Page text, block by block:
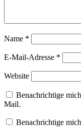
Name *
E-Mail-Adresse *
Website
Benachrichtige
Mail.
Benachrichtige